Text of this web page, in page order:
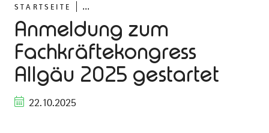
STARTSEITE ...
Anmeldung zum
Fachkräftekongress
Allgäu 2025 gestartet
22.10.2025